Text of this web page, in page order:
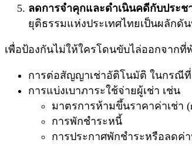
ลดการจำคุกและดำเนินคดีกับประช
ยุติธรรมแห่งประเทศไทยเป็นผลักดั
เพื่อป้องกันไม่ให้ใครโดนขับไล่ออกจาก
การต่อสัญญาเช่าอัติโนมัติ ในกรณี
การแบ่งเบาภาระใช้จ่ายผู้เช่า เช่น
มาตรการห้ามขึ้นราคาค่าเช่า
การพักชำระหนี้
การประกาศพักชำระหรือลดค่